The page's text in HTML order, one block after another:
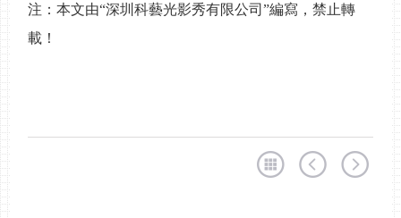
注：本文由“深圳科藝光影秀有限公司”編寫，禁止轉
載！